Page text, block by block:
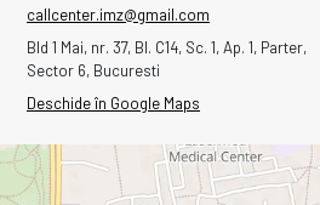
callcenter.imz@gmail.com
Bld 1 Mai, nr. 37, Bl. C14, Sc. 1, Ap. 1, Parter,
Sector 6, Bucuresti
Deschide în Google Maps